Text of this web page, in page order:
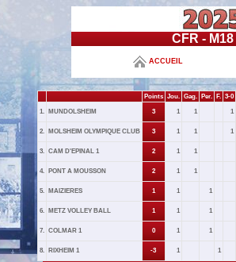
CFR -
ACCUEIL
Points Jou. Gag. Per. F. 3-0
1. MUNDOLSHEIM 3 1 1 1
2. MOLSHEIM OLYMPIQUE CLUB 3 1 1 1
3. CAM D'EPINAL 1 2 1 1
4. PONT A MOUSSON 2 1 1
5. MAIZIERES 1 1 1
6. METZ VOLLEY BALL 1 1 1
7. COLMAR 1 0 1 1
8. RIXHEIM 1 -3 1 1